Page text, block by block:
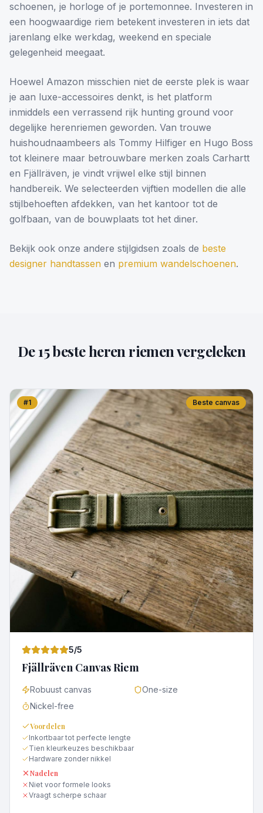
schoenen, je horloge of je portemonnee. Investeren in
een hoogwaardige riem betekent investeren in iets dat
jarenlang elke werkdag, weekend en speciale
gelegenheid meegaat.
Hoewel Amazon misschien niet de eerste plek is waar
je aan luxe-accessoires denkt, is het platform
inmiddels een verrassend rijk hunting ground voor
degelijke herenriemen geworden. Van trouwe
huishoudnaambeers als Tommy Hilfiger en Hugo Boss
tot kleinere maar betrouwbare merken zoals Carhartt
en Fjällräven, je vindt vrijwel elke stijl binnen
handbereik. We selecteerden vijftien modellen die alle
stijlbehoeften afdekken, van het kantoor tot de
golfbaan, van de bouwplaats tot het diner.
Bekijk ook onze andere stijlgidsen zoals de beste
designer handtassen en premium wandelschoenen.
De 15 beste heren riemen vergeleken
#1 Beste canvas
5/5
Fjällräven Canvas Riem
Robuust canvas
One-size
Nickel-free
Voordelen
Inkortbaar tot perfecte lengte
Tien kleurkeuzes beschikbaar
Hardware zonder nikkel
Nadelen
Niet voor formele looks
Vraagt scherpe schaar